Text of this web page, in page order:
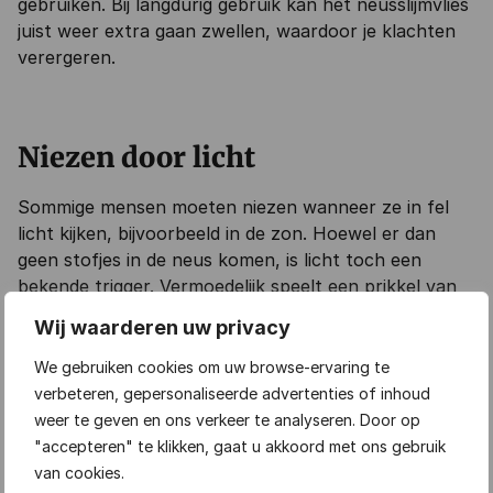
Wij waarderen uw privacy
We gebruiken cookies om uw browse-ervaring te
verbeteren, gepersonaliseerde advertenties of inhoud
weer te geven en ons verkeer te analyseren. Door op
"accepteren" te klikken, gaat u akkoord met ons gebruik
van cookies.
gebruiken. Bij langdurig gebruik kan het neusslijmvlies
juist weer extra gaan zwellen, waardoor je klachten
verergeren.
Niezen door licht
Sommige mensen moeten niezen wanneer ze in fel
licht kijken, bijvoorbeeld in de zon. Hoewel er dan
geen stofjes in de neus komen, is licht toch een
bekende trigger. Vermoedelijk speelt een prikkel van
werkt is nog niet helemaal duidelijk.
Andere mogelijke oorzaken